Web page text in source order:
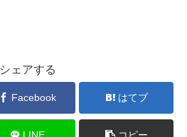
シェアする
Facebook はてブ